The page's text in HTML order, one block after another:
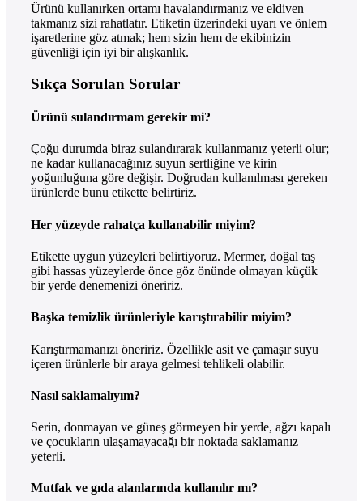
Ürünü kullanırken ortamı havalandırmanız ve eldiven
takmanız sizi rahatlatır. Etiketin üzerindeki uyarı ve önlem
işaretlerine göz atmak; hem sizin hem de ekibinizin
güvenliği için iyi bir alışkanlık.
Sıkça Sorulan Sorular
Ürünü sulandırmam gerekir mi?
Çoğu durumda biraz sulandırarak kullanmanız yeterli olur;
ne kadar kullanacağınız suyun sertliğine ve kirin
yoğunluğuna göre değişir. Doğrudan kullanılması gereken
ürünlerde bunu etikette belirtiriz.
Her yüzeyde rahatça kullanabilir miyim?
Etikette uygun yüzeyleri belirtiyoruz. Mermer, doğal taş
gibi hassas yüzeylerde önce göz önünde olmayan küçük
bir yerde denemenizi öneririz.
Başka temizlik ürünleriyle karıştırabilir miyim?
Karıştırmamanızı öneririz. Özellikle asit ve çamaşır suyu
içeren ürünlerle bir araya gelmesi tehlikeli olabilir.
Nasıl saklamalıyım?
Serin, donmayan ve güneş görmeyen bir yerde, ağzı kapalı
ve çocukların ulaşamayacağı bir noktada saklamanız
yeterli.
Mutfak ve gıda alanlarında kullanılır mı?